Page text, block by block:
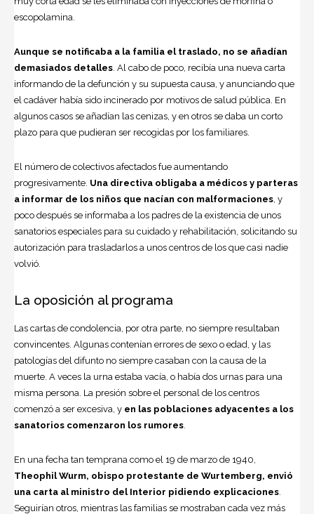
escopolamina.
Aunque se notificaba a la familia el traslado, no se añadían
demasiados detalles . Al cabo de poco, recibía una nueva carta
informando de la defunción y su supuesta causa, y anunciando que
el cadáver había sido incinerado por motivos de salud pública. En
algunos casos se añadían las cenizas, y en otros se daba un corto
plazo para que pudieran ser recogidas por los familiares.
El número de colectivos afectados fue aumentando
progresivamente. Una directiva obligaba a médicos y parteras
a informar de los niños que nacían con malformaciones , y
poco después se informaba a los padres de la existencia de unos
sanatorios especiales para su cuidado y rehabilitación, solicitando su
autorización para trasladarlos a unos centros de los que casi nadie
volvió.
La oposición al programa
Las cartas de condolencia, por otra parte, no siempre resultaban
convincentes. Algunas contenían errores de sexo o edad, y las
patologías del difunto no siempre casaban con la causa de la
muerte. A veces la urna estaba vacía, o había dos urnas para una
misma persona. La presión sobre el personal de los centros
comenzó a ser excesiva, y en las poblaciones adyacentes a los
sanatorios comenzaron los rumores
En una fecha tan temprana como el 19 de marzo de 1940,
Theophil Wurm, obispo protestante de Wurtemberg, envió
una carta al ministro del Interior pidiendo explicaciones
Seguirían otros, mientras las familias se mostraban cada vez más